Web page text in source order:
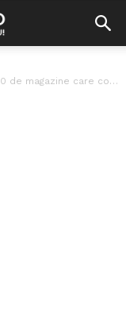
produse congelate, inclusiv...